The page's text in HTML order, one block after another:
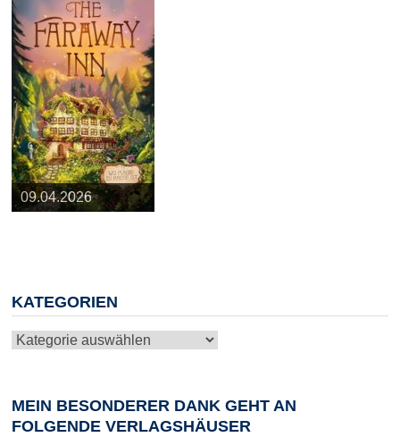
25.03.2026
09.04.2026
20.05.2026
10.06.2026
13.08.2026
KATEGORIEN
Kategorien
MEIN BESONDERER DANK GEHT AN
FOLGENDE VERLAGSHÄUSER